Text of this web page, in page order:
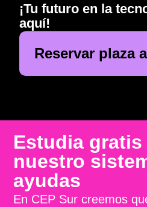
¡Tu futuro en la
aquí!
Reservar plaza
Estudia
nuestro
ayudas
En CEP Sur creemos